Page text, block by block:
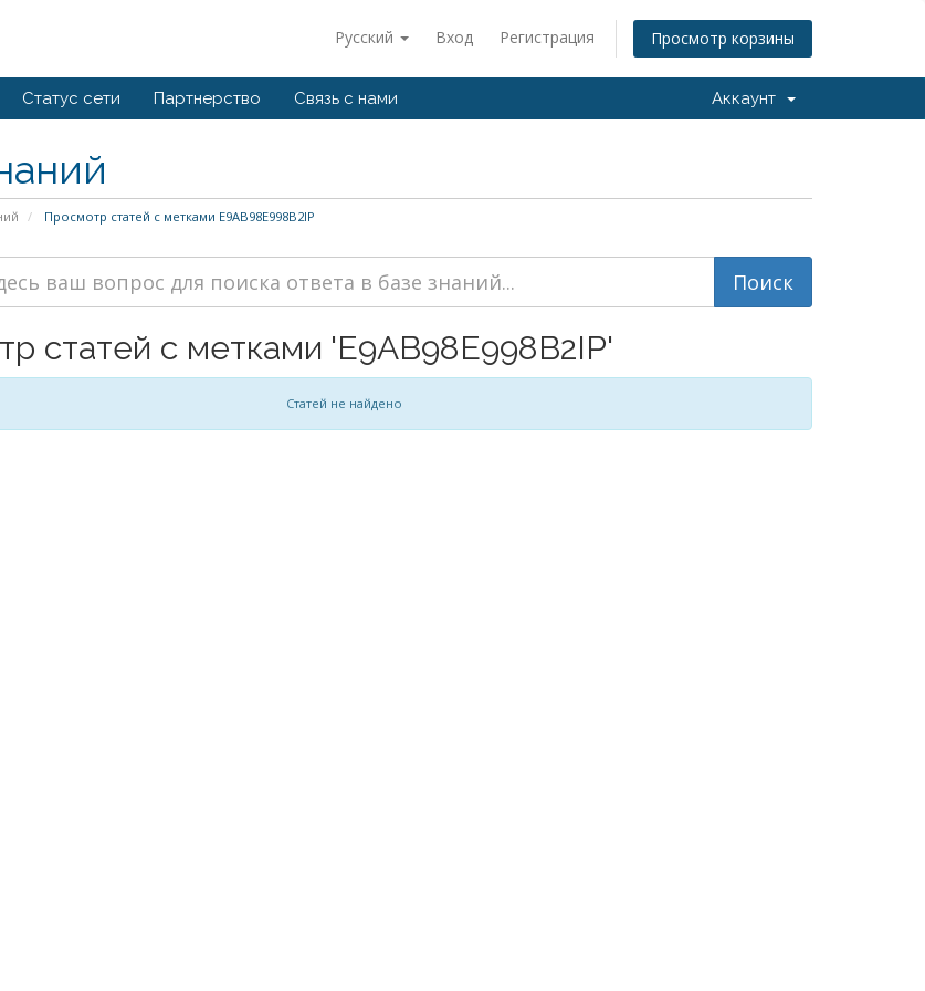
Русский Вход Регистрация Просмотр корзины
Статус сети Партнерство Связь с нами Аккаунт
Просмотр статей с метками E9AB98E998B2IP
статей с метками 'E9AB98E998B2IP'
Статей не найдено